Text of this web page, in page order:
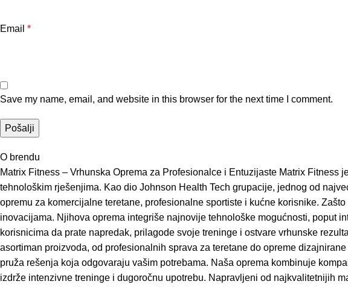
Email *
Save my name, email, and website in this browser for the next time I comment.
O brendu
Matrix Fitness – Vrhunska Oprema za Profesionalce i Entuzijaste Matrix
tehnološkim rješenjima. Kao dio Johnson Health Tech grupacije, jednog od
opremu za komercijalne teretane, profesionalne sportiste i kućne korisnike.
inovacijama. Njihova oprema integriše najnovije tehnološke mogućnosti, poput
korisnicima da prate napredak, prilagode svoje treninge i ostvare vrhunske
asortiman proizvoda, od profesionalnih sprava za teretane do opreme
pruža rešenja koja odgovaraju vašim potrebama. Naša oprema kombinuje
izdrže intenzivne treninge i dugoročnu upotrebu. Napravljeni od najkvalitetnijih